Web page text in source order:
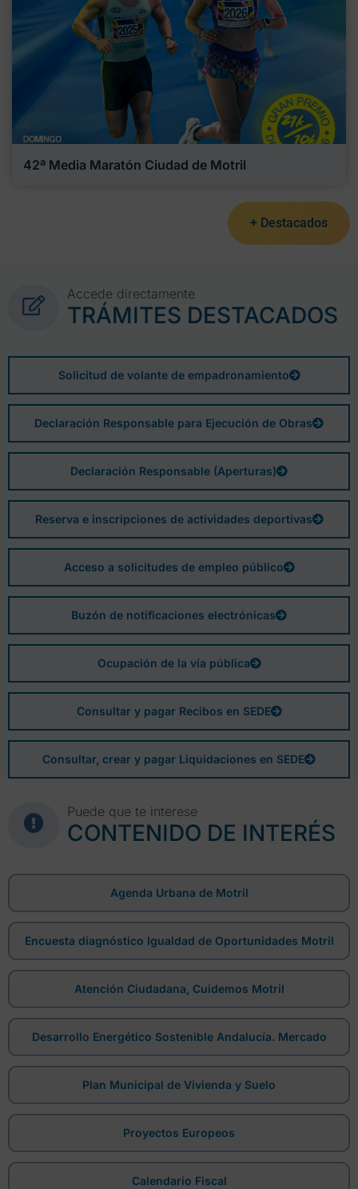
42ª Media Maratón Ciudad de Motril
+ Destacados
Accede directamente
TRÁMITES DESTACADOS
Solicitud de volante de empadronamiento
Declaración Responsable para Ejecución de Obras
Declaración Responsable (Aperturas)
Reserva e inscripciones de actividades deportivas
Acceso a solicitudes de empleo público
Buzón de notificaciones electrónicas
Ocupación de la vía pública
Consultar y pagar Recibos en SEDE
Consultar, crear y pagar Liquidaciones en SEDE
Puede que te interese
CONTENIDO DE INTERÉS
Agenda Urbana de Motril
Encuesta diagnóstico Igualdad de Oportunidades Motril
Atención Ciudadana, Cuidemos Motril
Desarrollo Energético Sostenible Andalucía. Mercado
Plan Municipal de Vivienda y Suelo
Proyectos Europeos
Calendario Fiscal